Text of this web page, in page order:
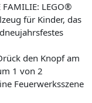
FAMILIE: LEGO®
für Kinder, das
den Knopf am
1 von 2
Feuerwerksszene